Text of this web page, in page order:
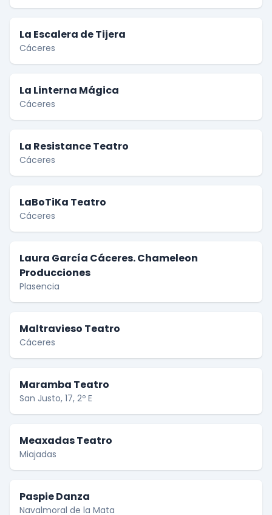
La Escalera de Tijera
Cáceres
La Linterna Mágica
Cáceres
La Resistance Teatro
Cáceres
LaBoTiKa Teatro
Cáceres
Laura García Cáceres. Chameleon
Producciones
Plasencia
Maltravieso Teatro
Cáceres
Maramba Teatro
San Justo, 17, 2º E
Meaxadas Teatro
Miajadas
Paspie Danza
Navalmoral de la Mata